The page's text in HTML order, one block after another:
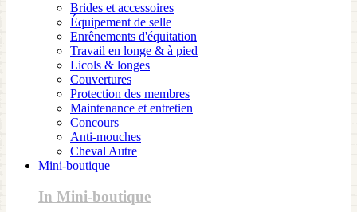
Brides et accessoires
Équipement de selle
Enrênements d'équitation
Travail en longe & à pied
Licols & longes
Couvertures
Protection des membres
Maintenance et entretien
Concours
Anti-mouches
Cheval Autre
Mini-boutique
In Mini-boutique